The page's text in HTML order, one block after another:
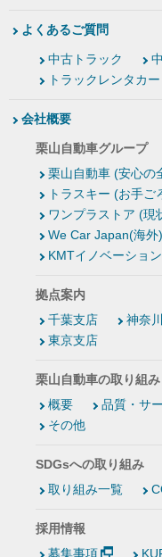
よくあるご質問
中古トラック
トラックレンタカー
会社概要
栗山自動車グループ
栗山自動車 (安心の
トラスキー (お手
ワンプラストア (現
We Car Japan(海外)
KMTイノベーショ
拠点案内
千葉支店
神奈
東京支店
栗山自動車の取り組み
概要
品質・サ
その他
SDGsへの取り組み
取り組み一覧
採用情報
募集事項